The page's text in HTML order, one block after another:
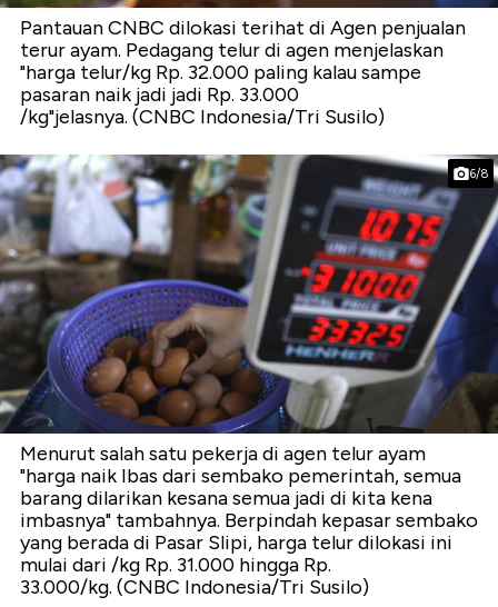
Pantauan CNBC dilokasi terihat di Agen penjualan
terur ayam. Pedagang telur di agen menjelaskan
"harga telur/kg Rp. 32.000 paling kalau sampe
pasaran naik jadi jadi Rp. 33.000
/kg"jelasnya. (CNBC Indonesia/Tri Susilo)
6/8
Menurut salah satu pekerja di agen telur ayam
"harga naik Ibas dari sembako pemerintah, semua
barang dilarikan kesana semua jadi di kita kena
imbasnya" tambahnya. Berpindah kepasar sembako
yang berada di Pasar Slipi, harga telur dilokasi ini
mulai dari /kg Rp. 31.000 hingga Rp.
33.000/kg. (CNBC Indonesia/Tri Susilo)